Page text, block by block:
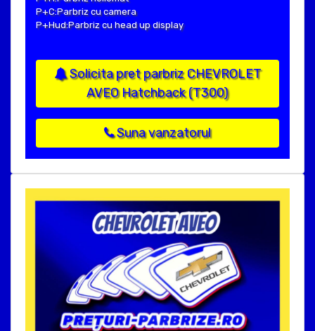
P+C:Parbriz cu camera
P+Hud:Parbriz cu head up display
Solicita pret parbriz CHEVROLET
AVEO Hatchback (T300)
Suna vanzatorul